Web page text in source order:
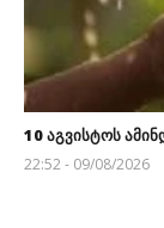
10 აგვისტოს
22:52 - 09/08/2026